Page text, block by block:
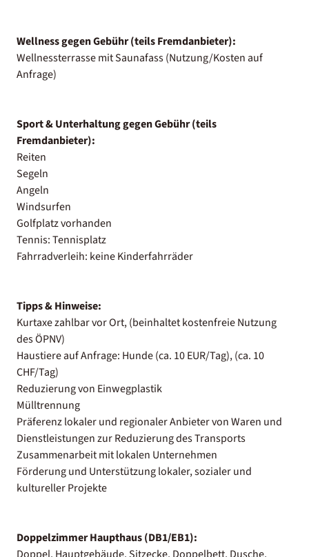
Wellness gegen Gebühr (teils Fremdanbieter):
Wellnessterrasse mit Saunafass (Nutzung/Kosten auf
Anfrage)
Sport & Unterhaltung gegen Gebühr (teils
Fremdanbieter):
Reiten
Segeln
Angeln
Windsurfen
Golfplatz vorhanden
Tennis: Tennisplatz
Fahrradverleih: keine Kinderfahrräder
Tipps & Hinweise:
Kurtaxe zahlbar vor Ort, (beinhaltet kostenfreie Nutzung
des ÖPNV)
Haustiere auf Anfrage: Hunde (ca. 10 EUR/Tag), (ca. 10
CHF/Tag)
Reduzierung von Einwegplastik
Mülltrennung
Präferenz lokaler und regionaler Anbieter von Waren und
Dienstleistungen zur Reduzierung des Transports
Zusammenarbeit mit lokalen Unternehmen
Förderung und Unterstützung lokaler, sozialer und
kultureller Projekte
Doppelzimmer Haupthaus (DB1/EB1):